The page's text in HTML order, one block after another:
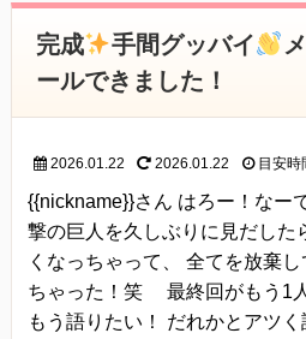
完成 手間グッバイ
ールできました！
2026.01.22 2026.01.22 目安時
{{nickname}}さん はろー！なー
撃の巨人を久しぶりに見だした
くなっちゃって、 全てを放棄
ちゃった！笑 最終回がもう1
もう語りたい！ だれかとアツ